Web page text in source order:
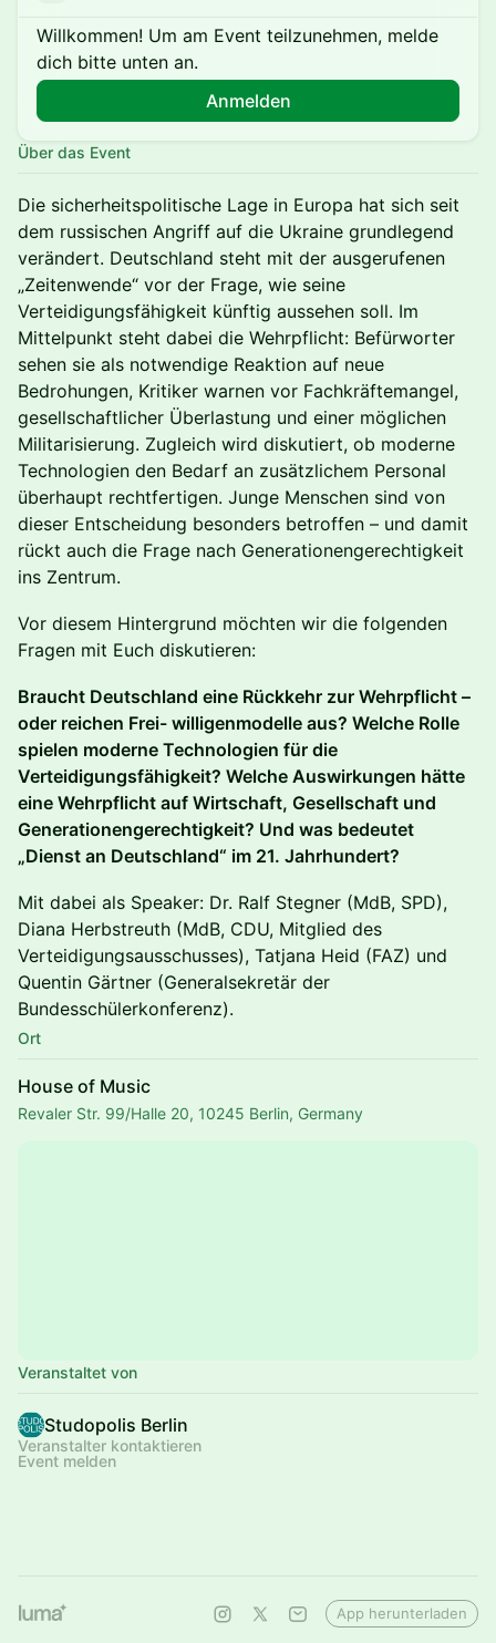
Willkommen! Um am Event teilzunehmen, melde
dich bitte unten an.
Anmelden
Über das Event
Die sicherheitspolitische Lage in Europa hat sich seit
dem russischen Angriff auf die Ukraine grundlegend
verändert. Deutschland steht mit der ausgerufenen
„Zeitenwende“ vor der Frage, wie seine
Verteidigungsfähigkeit künftig aussehen soll. Im
Mittelpunkt steht dabei die Wehrpflicht: Befürworter
sehen sie als notwendige Reaktion auf neue
Bedrohungen, Kritiker warnen vor Fachkräftemangel,
gesellschaftlicher Überlastung und einer möglichen
Militarisierung. Zugleich wird diskutiert, ob moderne
Technologien den Bedarf an zusätzlichem Personal
überhaupt rechtfertigen. Junge Menschen sind von
dieser Entscheidung besonders betroffen – und damit
rückt auch die Frage nach Generationengerechtigkeit
ins Zentrum.
Vor diesem Hintergrund möchten wir die folgenden
Fragen mit Euch diskutieren:
Braucht Deutschland eine Rückkehr zur Wehrpflicht –
oder reichen Frei- willigenmodelle aus? Welche Rolle
spielen moderne Technologien für die
Verteidigungsfähigkeit? Welche Auswirkungen hätte
eine Wehrpflicht auf Wirtschaft, Gesellschaft und
Generationengerechtigkeit? Und was bedeutet
„Dienst an Deutschland“ im 21. Jahrhundert?
Mit dabei als Speaker: Dr. Ralf Stegner (MdB, SPD),
Diana Herbstreuth (MdB, CDU, Mitglied des
Verteidigungsausschusses), Tatjana Heid (FAZ) und
Quentin Gärtner (Generalsekretär der
Bundesschülerkonferenz).
Ort
House of Music
Revaler Str. 99/Halle 20, 10245 Berlin, Germany
Veranstaltet von
Studopolis Berlin
Veranstalter kontaktieren
Event melden
App herunterladen